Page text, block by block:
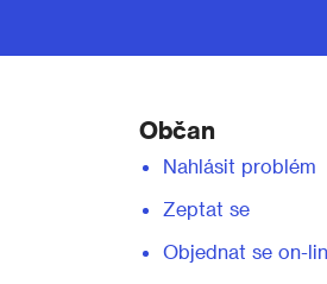
Občan
Nahlásit problém
Zeptat se
Objednat se on-